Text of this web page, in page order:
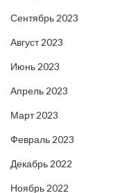
Сентябрь 2023
Август 2023
Июнь 2023
Апрель 2023
Март 2023
Февраль 2023
Декабрь 2022
Ноябрь 2022